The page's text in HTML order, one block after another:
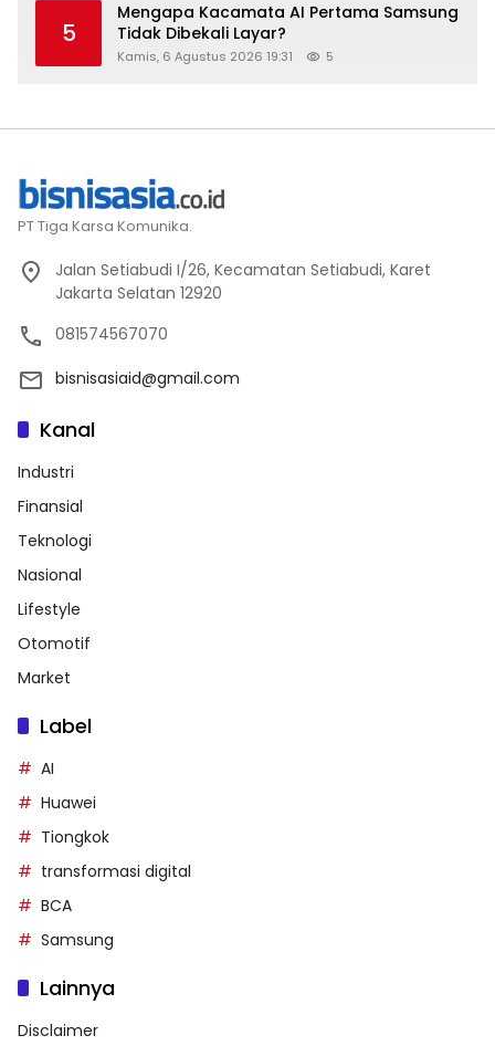
5
Mengapa Kacamata AI Pertama Samsung
Tidak Dibekali Layar?
Kamis, 6 Agustus 2026 19:31 5
PT Tiga Karsa Komunika.
Jalan Setiabudi I/26, Kecamatan Setiabudi, Karet
Jakarta Selatan 12920
081574567070
bisnisasiaid@gmail.com
Kanal
Industri
Finansial
Teknologi
Nasional
Lifestyle
Otomotif
Market
Label
AI
Huawei
Tiongkok
transformasi digital
BCA
Samsung
Lainnya
Disclaimer